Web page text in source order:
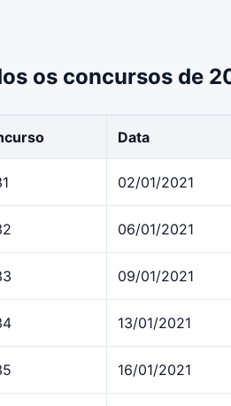
os concursos de
Data
02/01/2021
06/01/2021
09/01/2021
13/01/2021
16/01/2021